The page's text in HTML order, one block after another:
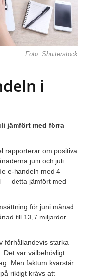
Foto: Shutterstock
i
jämfört med förra
rapporterar om positiva
juni och juli.
e-handeln med 4
— detta jämfört med
för juni månad
till 13,7 miljarder
förhållandevis starka
Det var välbehövligt
Men faktum kvarstår.
riktigt krävs att